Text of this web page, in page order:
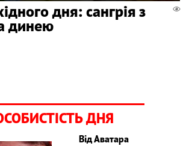
дня: сангрія з
динею
ДНЯ
Від Аватара